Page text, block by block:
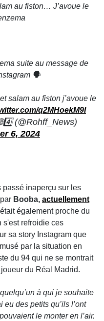
au fiston… J’avoue le
suite au message de
🗣️
salam au fiston j’avoue le
q2MHoekM9I
(@Rohff_News)
6, 2024
inaperçu sur les
Booba, actuellement
également proche du
s'est refroidie ces
sa story Instagram que
par la situation en
du 94 qui ne se montrait
du Réal Madrid.
à qui je souhaite
eu des petits qu’ils l’ont
le monter en l’air.